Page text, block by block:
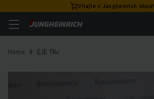
Vitajte v Jungheinrich shop!
Home EJE 114i